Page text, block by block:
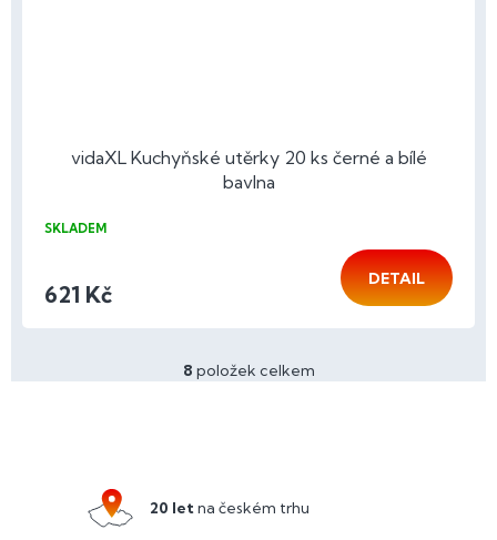
vidaXL Kuchyňské utěrky 20 ks černé a bílé
bavlna
SKLADEM
621 Kč
DETAIL
O
c
8 položek celkem
20 letna českém trhu